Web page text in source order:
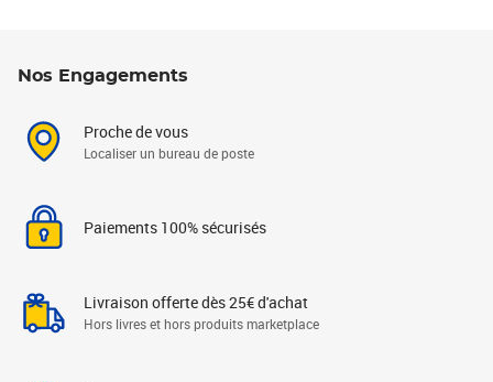
Nos Engagements
Proche de vous
Localiser un bureau de poste
Paiements 100% sécurisés
Livraison offerte dès 25€ d'achat
Hors livres et hors produits marketplace